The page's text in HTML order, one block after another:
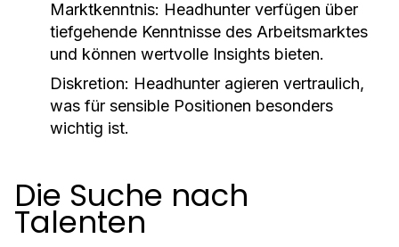
Marktkenntnis: Headhunter verfügen über
tiefgehende Kenntnisse des Arbeitsmarktes
und können wertvolle Insights bieten.
Diskretion: Headhunter agieren vertraulich,
was für sensible Positionen besonders
wichtig ist.
Die Suche nach
Talenten